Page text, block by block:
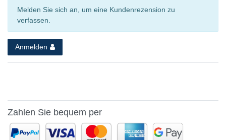
Melden Sie sich an, um eine Kundenrezension zu
verfassen.
Anmelden
Zahlen Sie bequem per